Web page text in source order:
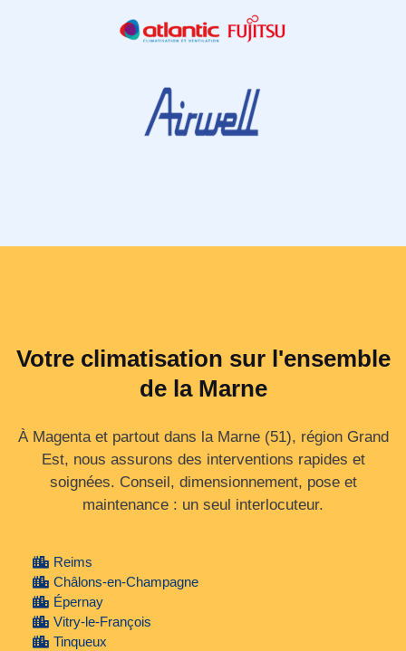
Votre climatisation sur l'ensemble
de la Marne
À Magenta et partout dans la Marne (51), région Grand
Est, nous assurons des interventions rapides et
soignées. Conseil, dimensionnement, pose et
maintenance : un seul interlocuteur.
Reims
Châlons-en-Champagne
Épernay
Vitry-le-François
Tinqueux